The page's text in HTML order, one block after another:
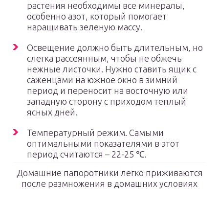
растения необходимы все минералы,
особенно азот, который помогает
наращивать зеленую массу.
Освещение должно быть длительным, но
слегка рассеянным, чтобы не обжечь
нежные листочки. Нужно ставить ящик с
саженцами на южное окно в зимний
период и переносит на восточную или
западную сторону с приходом теплый
ясных дней.
Температурный режим. Самыми
оптимальными показателями в этот
период считаются – 22-25 ℃.
Домашние папоротники легко приживаются
после размножения в домашних условиях